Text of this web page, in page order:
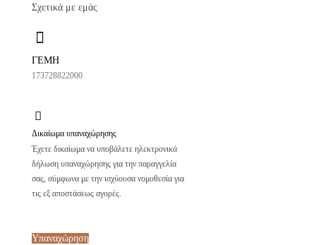
Σχετικά με εμάς
ΓΕΜΗ
173728822000
Δικαίωμα υπαναχώρησης
Έχετε δικαίωμα να υποβάλετε ηλεκτρονικά
δήλωση υπαναχώρησης για την παραγγελία
σας, σύμφωνα με την ισχύουσα νομοθεσία για
τις εξ αποστάσεως αγορές.
Υπαναχώρηση